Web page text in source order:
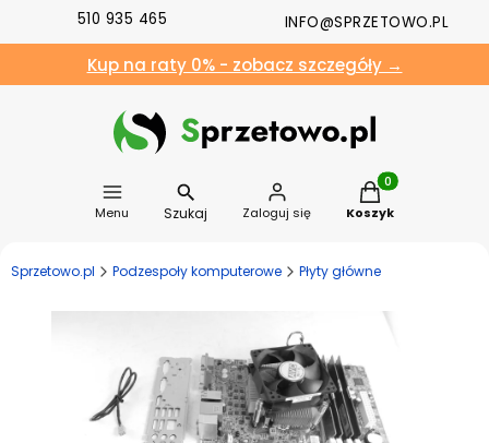
510 935 465 INFO@SPRZETOWO.PL
Kup na raty 0% - zobacz szczegóły →
Menu Szukaj Zaloguj się
Produkty w
Koszyk
Sprzetowo.pl Podzespoły komputerowe Płyty główne